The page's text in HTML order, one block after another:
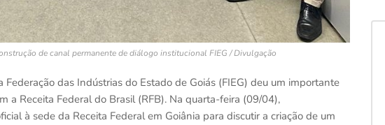
de canal permanente de diálogo institucional FIEG / Divulgação
das Indústrias do Estado de Goiás (FIEG) deu um importante
a Receita Federal do Brasil (RFB). Na quarta-feira (09/04),
à sede da Receita Federal em Goiânia para discutir a criação de um